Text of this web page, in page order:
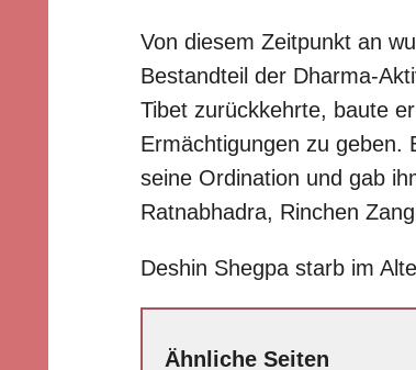
Von diesem Zeitpunkt an
Bestandteil der Dharma-
Tibet zurückkehrte, baute
Ermächtigungen zu geben.
seine Ordination und gab
Ratnabhadra, Rinchen
Deshin Shegpa starb im
Ähnliche Seiten